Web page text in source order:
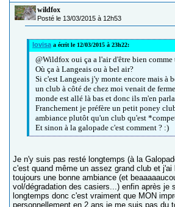
wildfox
Posté le 13/03/2015 à 12h53
lovisa a écrit le 12/03/2015 à 23h22:
@Wildfox oui ça a l'air d'être bien comme
Où ça à Langeais ou à bel air?
Si c'est Langeais j'y monte encore mais à
un club à côté de chez moi venait de
monde est allé là bas et donc ils m'en
Franchement je préfère un petit poney
ambiance plutôt qu'un club qu'est
Et sinon à la galopade c'est comment ? :)
Je n'y suis pas resté longtemps (à la
c'est quand même un assez grand club et
toujours une bonne ambiance (et
vol/dégradation des casiers...) enfin après je
longtemps donc c'est vraiment que MON
personnellement en 2 ans je me suis pas du